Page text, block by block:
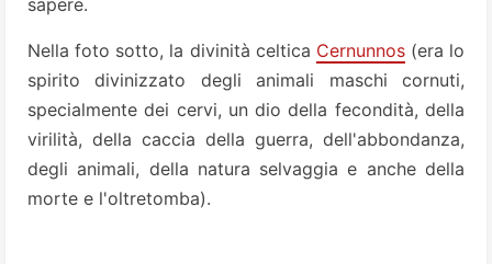
sapere.
Nella foto sotto, la divinità celtica Cernunnos(era lo
spirito divinizzato degli animali maschi cornuti,
specialmente dei cervi, un dio della fecondità, della
virilità, della caccia della guerra, dell'abbondanza,
degli animali, della natura selvaggia e anche della
morte e l'oltretomba).